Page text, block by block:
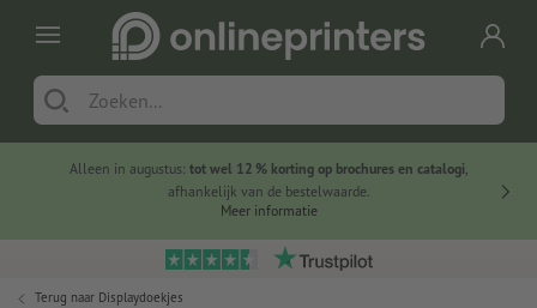
Alleen in augustus: tot wel 12 % korting op brochures en catalogi,
afhankelijk van de bestelwaarde.
Meer informatie
Terug naar Displaydoekjes